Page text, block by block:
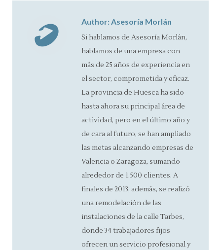
Author:Asesoría Morlán
Si hablamos de Asesoría Morlán,
hablamos de una empresa con
más de 25 años de experiencia en
el sector, comprometida y eficaz.
La provincia de Huesca ha sido
hasta ahora su principal área de
actividad, pero en el último año y
de cara al futuro, se han ampliado
las metas alcanzando empresas de
Valencia o Zaragoza, sumando
alrededor de 1.500 clientes. A
finales de 2013, además, se realizó
una remodelación de las
instalaciones de la calle Tarbes,
donde 34 trabajadores fijos
ofrecen un servicio profesional y